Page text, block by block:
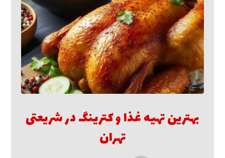
بهترین تهیه غذا و کترینگ در شریعتی
تهران